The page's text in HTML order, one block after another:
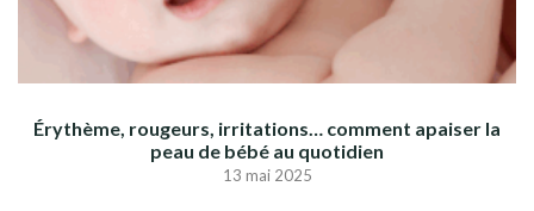
Érythème, rougeurs, irritations… comment apaiser la
peau de bébé au quotidien
13 mai 2025